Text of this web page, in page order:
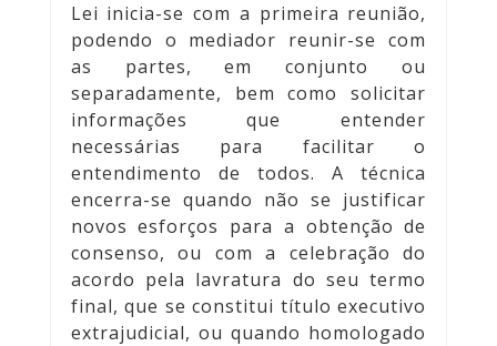
Lei inicia-se com a primeira reunião,
podendo o mediador reunir-se com
as partes, em conjunto ou
separadamente, bem como solicitar
informações que entender
necessárias para facilitar o
entendimento de todos. A técnica
encerra-se quando não se justificar
novos esforços para a obtenção de
consenso, ou com a celebração do
acordo pela lavratura do seu termo
final, que se constitui título executivo
extrajudicial, ou quando homologado